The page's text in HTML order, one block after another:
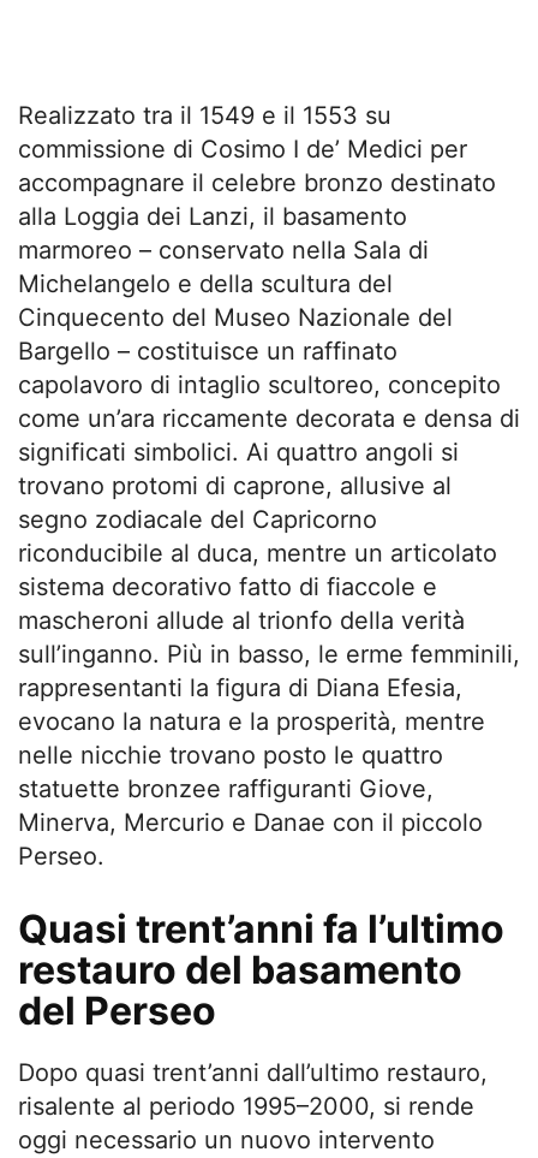
Realizzato tra il 1549 e il 1553 su
commissione di Cosimo I de’ Medici per
accompagnare il celebre bronzo destinato
alla Loggia dei Lanzi, il basamento
marmoreo – conservato nella Sala di
Michelangelo e della scultura del
Cinquecento del Museo Nazionale del
Bargello – costituisce un raffinato
capolavoro di intaglio scultoreo, concepito
come un’ara riccamente decorata e densa di
significati simbolici. Ai quattro angoli si
trovano protomi di caprone, allusive al
segno zodiacale del Capricorno
riconducibile al duca, mentre un articolato
sistema decorativo fatto di fiaccole e
mascheroni allude al trionfo della verità
sull’inganno. Più in basso, le erme femminili,
rappresentanti la figura di Diana Efesia,
evocano la natura e la prosperità, mentre
nelle nicchie trovano posto le quattro
statuette bronzee raffiguranti Giove,
Minerva, Mercurio e Danae con il piccolo
Perseo.
Quasi trent’anni fa l’ultimo
restauro del basamento
del Perseo
Dopo quasi trent’anni dall’ultimo restauro,
risalente al periodo 1995–2000, si rende
oggi necessario un nuovo intervento